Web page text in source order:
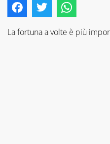
La fortuna a volte è più